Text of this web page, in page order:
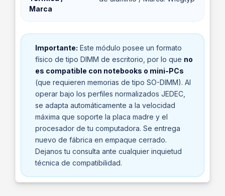
Marca
Importante: Este módulo posee un formato
físico de tipo DIMM de escritorio, por lo que no
es compatible con notebooks o mini-PCs
(que requieren memorias de tipo SO-DIMM). Al
operar bajo los perfiles normalizados JEDEC,
se adapta automáticamente a la velocidad
máxima que soporte la placa madre y el
procesador de tu computadora. Se entrega
nuevo de fábrica en empaque cerrado.
Dejanos tu consulta ante cualquier inquietud
técnica de compatibilidad.